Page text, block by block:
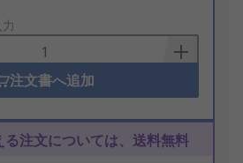
注文書へ追加
注文については、送料無料